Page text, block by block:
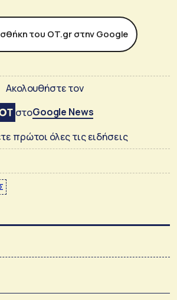
του ΟΤ.gr στην Google
Ακολουθήστε τον
στοGoogle News
πρώτοι όλες τις ειδήσεις